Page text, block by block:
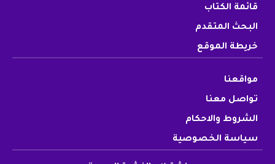
قائمة الكتاب
البحث المتقدم
خريطة الموقع
مواقعنا
تواصل معنا
الشروط والاحكام
سياسة الخصوصية